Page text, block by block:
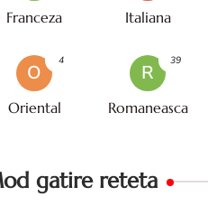
Franceza Italiana
O
Oriental
4
R
Romaneasca
39
gatire reteta